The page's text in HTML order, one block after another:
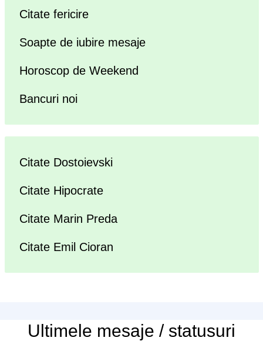
Citate fericire
Soapte de iubire mesaje
Horoscop de Weekend
Bancuri noi
Citate Dostoievski
Citate Hipocrate
Citate Marin Preda
Citate Emil Cioran
Ultimele mesaje / statusuri